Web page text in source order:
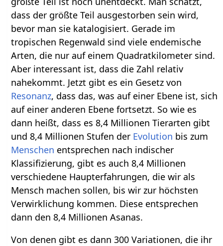
dass der größte Teil ausgestorben sein wird,
bevor man sie katalogisiert. Gerade im
tropischen Regenwald sind viele endemische
Arten, die nur auf einem Quadratkilometer sind.
Aber interessant ist, dass die Zahl relativ
nahekommt. Jetzt gibt es ein Gesetz von
Resonanz, dass das, was auf einer Ebene ist, sich
auf einer anderen Ebene fortsetzt. So wie es
dann heißt, dass es 8,4 Millionen Tierarten gibt
und 8,4 Millionen Stufen der Evolution bis zum
Menschen entsprechen nach indischer
Klassifizierung, gibt es auch 8,4 Millionen
verschiedene Haupterfahrungen, die wir als
Mensch machen sollen, bis wir zur höchsten
Verwirklichung kommen. Diese entsprechen
dann den 8,4 Millionen Asanas.
Von denen gibt es dann 300 Variationen, die ihr